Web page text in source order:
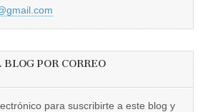
POR CORREO
para suscribirte a este blog y